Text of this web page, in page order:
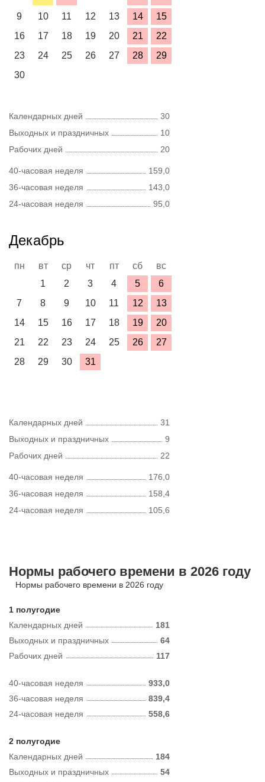
9
10 11 12 13 14
15
16
17 18 19 20 21
22
23
24 25 26 27 28
29
30
Календарных дней
30
Выходных и праздничных
10
Рабочих дней
20
40-часовая неделя
159,0
36-часовая неделя
143,0
24-часовая неделя
95,0
Декабрь
пн вт ср чт пт сб
вс
1
2 3 4 5
6
7
8 9 10 11 12
13
14
15 16 17 18 19
20
21
22 23 24 25 26
27
28
29 30 31
Календарных дней
31
Выходных и праздничных
9
Рабочих дней
22
40-часовая неделя
176,0
36-часовая неделя
158,4
24-часовая неделя
105,6
Нормы рабочего времени в 2026 году
Нормы рабочего времени в 2026 году
1 полугодие
Календарных дней
181
Рабочих дней 117
Выходных и праздничных 64
40-часовая неделя
933,0
36-часовая неделя
839,4
24-часовая неделя
558,6
2 полугодие
Календарных дней
184
Выходных и праздничных 54